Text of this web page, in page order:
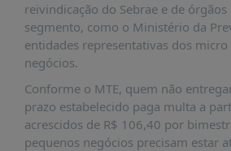
CURSOS
EVENTOS
INSCRIÇÕES
MATERIAIS
DISPONÍVEIS
reivindicação do Sebrae e de
segmento, como o Ministério da
entidades representativas dos micro
negócios.
Conforme o MTE, quem não
prazo estabelecido paga multa a
acrescidos de R$ 106,40 por
pequenos negócios precisam estar